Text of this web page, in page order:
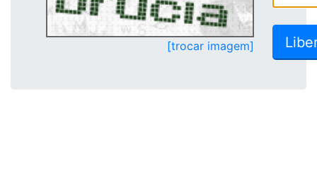
[trocar imagem]